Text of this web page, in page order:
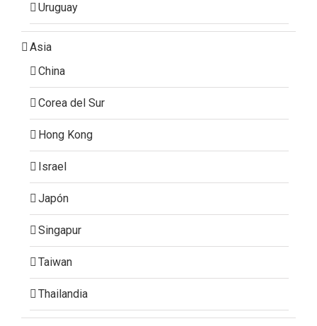
Uruguay
Asia
China
Corea del Sur
Hong Kong
Israel
Japón
Singapur
Taiwan
Thailandia